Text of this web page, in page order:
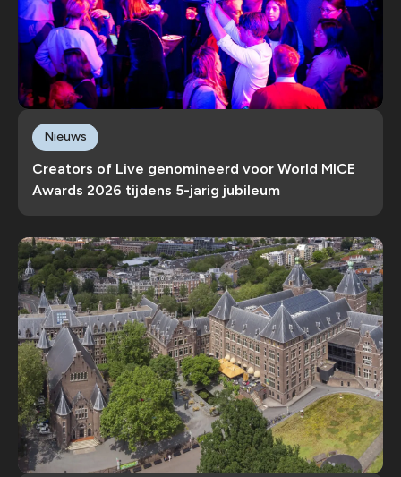
Creators of Live genomineerd voor World MICE
Awards 2026 tijdens 5-jarig jubileum
Nieuws